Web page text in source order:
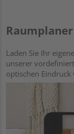
Raumplaner
Laden Sie Ihr
unserer
optischen